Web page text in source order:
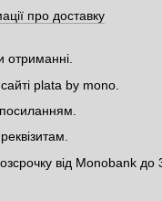
про доставку
plata by mono.
від Monobank до